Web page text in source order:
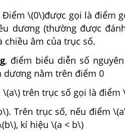
Điểm \(0\)được gọi là điểm
dương (thường được
chiều âm của trục số.
, điểm biểu diễn số
dương nằm trên điểm 0
trên trục số gọi là điểm
Trên trục số, nếu điểm
kí hiệu \(a < b\)